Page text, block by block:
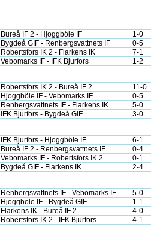
Bureå IF 2 - Hjoggböle IF 1-0
Bygdeå GIF - Renbergsvattnets IF 0-5
Robertsfors IK 2 - Flarkens IK 7-1
Vebomarks IF - IFK Bjurfors 1-2
Robertsfors IK 2 - Bureå IF 2 11-0
Hjoggböle IF - Vebomarks IF 0-5
Renbergsvattnets IF - Flarkens IK 5-0
IFK Bjurfors - Bygdeå GIF 3-0
IFK Bjurfors - Hjoggböle IF 6-1
Bureå IF 2 - Renbergsvattnets IF 0-4
Vebomarks IF - Robertsfors IK 2 0-1
Bygdeå GIF - Flarkens IK 2-4
Renbergsvattnets IF - Vebomarks IF 5-0
Hjoggböle IF - Bygdeå GIF 1-1
Flarkens IK - Bureå IF 2 4-0
Robertsfors IK 2 - IFK Bjurfors 4-1